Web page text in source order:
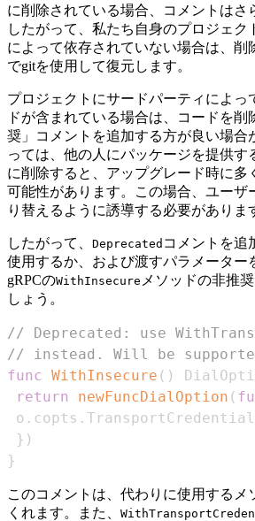
に削除されている場合、コメントはさ
したがって、私たち自身のプロジェク
によって依存されていない場合は、削
でgitを使用して復元します。
プロジェクトにサードパーティによっ
ドが含まれている場合は、コードを削
奨」コメントを追加する方が良い場合
っては、他の人にパッケージを提供す
に削除すると、アップグレード時に多
可能性があります。この場合、ユーザ
り替えるように誘導する必要がありま
したがって、 Deprecated コメントを追
使用するか、および渡すパラメーター
gRPCのWithInsecure メソッドの非推
しょう。
// Deprecated: use
// instead. Will be
func WithInsecure ( )
return
newFuncDialOption (
o . copts .
} )
}
このコメントは、代わりに使用するメ
くれます。また、